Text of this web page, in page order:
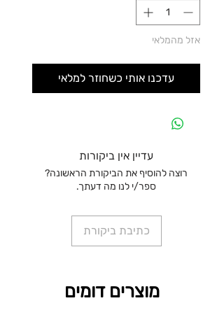
אזל מהמלאי
עדכנו אותי כשחוזר למלאי
עדיין אין ביקורות
רוצה להוסיף את הביקורת הראשונה?
ספר/י לנו מה דעתך.
כתיבת ביקורת
מוצרים דומים